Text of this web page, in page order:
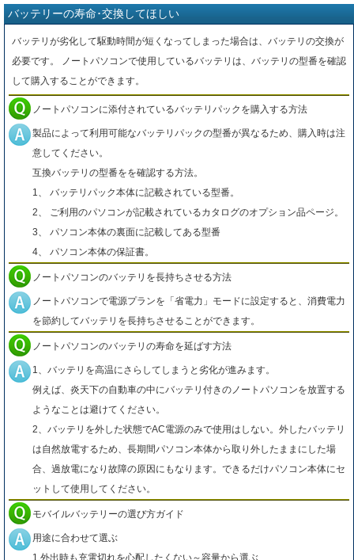
バッテリーの寿命･交換してほしい
バッテリが劣化して駆動時間が短くなってしまった場合は、バッテリの交換が
必要です。 ノートパソコンで使用しているバッテリは、バッテリの型番を確認
して購入することができます。
ノートパソコンに添付されているバッテリパックを購入する方法
製品によって利用可能なバッテリパックの型番が異なるため、購入時は注
意してください。
互換バッテリの型番をを確認する方法。
1、 バッテリパック本体に記載されている型番。
2、 ご利用のパソコンが記載されているカタログのオプション品ページ。
3、 パソコン本体の裏面に記載してある型番
4、 パソコン本体の保証書。
ノートパソコンのバッテリを長持ちさせる方法
ノートパソコンで電源プランを「省電力」モードに設定すると、消費電力
を節約してバッテリを長持ちさせることができます。
ノートパソコンのバッテリの寿命を延ばす方法
1、バッテリを高温にさらしてしまうと劣化が進みます。
例えば、炎天下の自動車の中にバッテリ付きのノートパソコンを放置する
ようなことは避けてください。
2、バッテリを外した状態でAC電源のみで使用はしない。外したバッテリ
は自然放電するため、長期間パソコン本体から取り外したままにした場
合、過放電になり故障の原因にもなります。できるだけパソコン本体にセ
ットして使用してください。
モバイルバッテリーの選び方ガイド
用途に合わせて選ぶ